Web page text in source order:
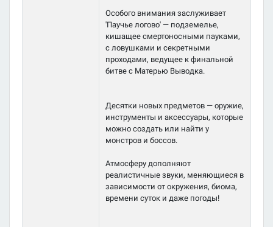
Особого внимания заслуживает
'Паучье логово' — подземелье,
кишащее смертоносными пауками,
с ловушками и секретными
проходами, ведущее к финальной
битве с Матерью Выводка.
Десятки новых предметов — оружие,
инструменты и аксессуары, которые
можно создать или найти у
монстров и боссов.
Атмосферу дополняют
реалистичные звуки, меняющиеся в
зависимости от окружения, биома,
времени суток и даже погоды!